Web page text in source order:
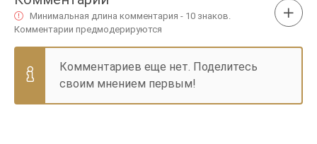
Минимальная длина комментария - 10 знаков.
Комментарии предмодерируются
Комментариев еще нет. Поделитесь
своим мнением первым!